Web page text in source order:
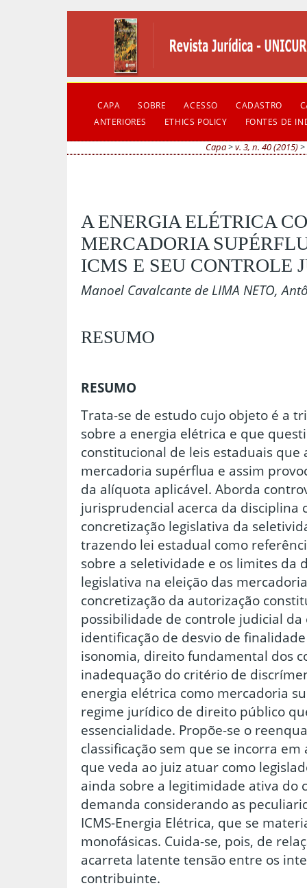
CAPA SOBRE ACESSO CADASTRO
ANTERIORES
ETHICS POLICY FONTES DE
Capa>v. 3, n. 40 (2015)>
A ENERGIA ELÉTRICA
MERCADORIA
ICMS E SEU CONTROLE
Manoel Cavalcante de LIMA NETO,
RESUMO
RESUMO
Trata-se de estudo cujo objeto é a
sobre a energia elétrica e que
constitucional de leis estaduais que
mercadoria supérflua e assim
da alíquota aplicável. Aborda
jurisprudencial acerca da disciplina
concretização legislativa da
trazendo lei estadual como
sobre a seletividade e os limites da
legislativa na eleição das
concretização da autorização
possibilidade de controle judicial da
identificação de desvio de
isonomia, direito fundamental dos
inadequação do critério de
energia elétrica como mercadoria
regime jurídico de direito público
essencialidade. Propõe-se o
classificação sem que se incorra
que veda ao juiz atuar como
ainda sobre a legitimidade ativa
demanda considerando as
ICMS-Energia Elétrica, que se
monofásicas. Cuida-se, pois, de
acarreta latente tensão entre os
contribuinte.